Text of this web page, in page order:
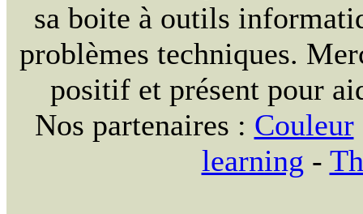
sa boite à outils
problèmes techniques.
positif et présent pour
Nos partenaires : Couleur
learning -